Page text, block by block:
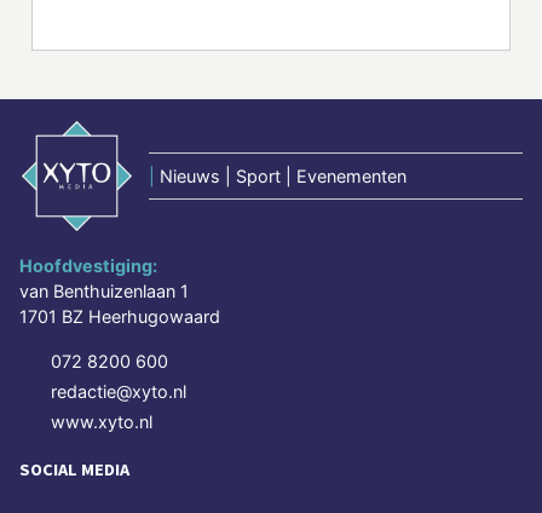
Nieuws | Sport | Evenementen
Hoofdvestiging:
van Benthuizenlaan 1
1701 BZ Heerhugowaard
072 8200 600
redactie@xyto.nl
www.xyto.nl
SOCIAL MEDIA